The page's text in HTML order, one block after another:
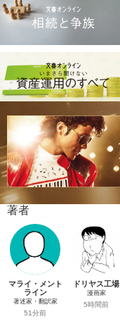
著者
マライ・メント
ライン
著述家・翻訳家
51分前
ドリヤス工場
漫画家
5時間前